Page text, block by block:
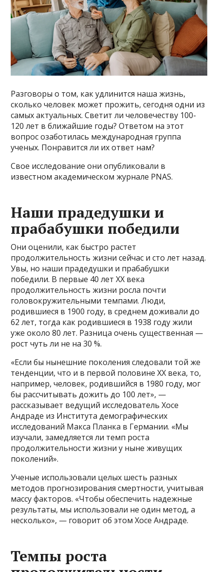
Разговоры о том, как удлинится наша жизнь,
сколько человек может прожить, сегодня одни из
самых актуальных. Светит ли человечеству 100-
120 лет в ближайшие годы? Ответом на этот
вопрос озаботилась международная группа
ученых. Понравится ли их ответ нам?
Свое исследование они опубликовали в
известном академическом журнале PNAS.
Наши прадедушки и
прабабушки победили
Они оценили, как быстро растет
продолжительность жизни сейчас и сто лет назад.
Увы, но наши прадедушки и прабабушки
победили. В первые 40 лет XX века
продолжительность жизни росла почти
головокружительными темпами. Люди,
родившиеся в 1900 году, в среднем доживали до
62 лет, тогда как родившиеся в 1938 году жили
уже около 80 лет. Разница очень существенная —
рост чуть ли не на 30 %.
«Если бы нынешние поколения следовали той же
тенденции, что и в первой половине XX века, то,
например, человек, родившийся в 1980 году, мог
бы рассчитывать дожить до 100 лет», —
рассказывает ведущий исследователь Хосе
Андраде из Института демографических
исследований Макса Планка в Германии. «Мы
изучали, замедляется ли темп роста
продолжительности жизни у ныне живущих
поколений».
Ученые использовали целых шесть разных
методов прогнозирования смертности, учитывая
массу факторов. «Чтобы обеспечить надежные
результаты, мы использовали не один метод, а
несколько», — говорит об этом Хосе Андраде.
Темпы роста